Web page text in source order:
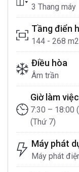
3 Thang máy
Tầng điển
144 - 268 m2
Điều hòa
Âm trần
Giờ làm việc
7:30 – 18:00
(Thứ 7)
Máy phát
Máy phát